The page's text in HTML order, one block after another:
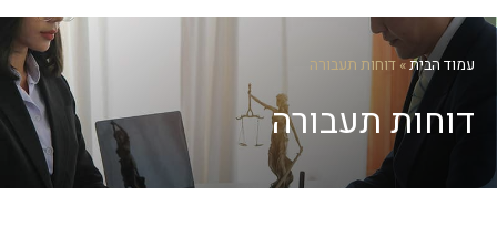
עמוד הבית» דוחות תעבורה
דוחות תעבורה